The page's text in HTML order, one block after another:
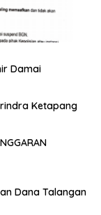
Damai
Ketapang
Dana Talangan